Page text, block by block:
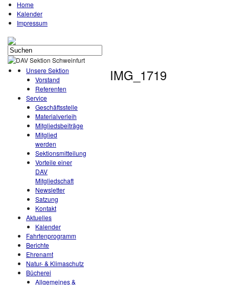
Home
Kalender
Impressum
Unsere Sektion
Vorstand
Referenten
Service
Geschäftsstelle
Materialverleih
Mitgliedsbeiträge
Mitglied
werden
Sektionsmitteilung
Vorteile einer
DAV
Mitgliedschaft
Newsletter
Satzung
Kontakt
Aktuelles
Kalender
Fahrtenprogramm
Berichte
Ehrenamt
Natur- & Klimaschutz
Bücherei
Allgemeines &
IMG_1719